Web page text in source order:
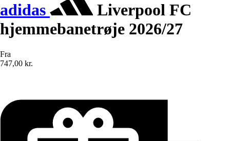
adidas
Liverpool FC
hjemmebanetrøje 2026/27
Fra
747,00 kr.